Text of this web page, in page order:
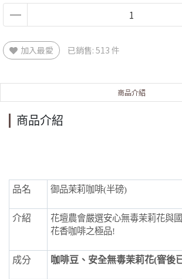
加入最愛 已銷售: 513 件
商品介紹
商品介紹
品名 御品茉莉咖啡(半磅)
介紹
花壇農會嚴選安心無毒茉莉花與
花香咖啡之極品!
成分 咖啡豆、安全無毒茉莉花(窨後